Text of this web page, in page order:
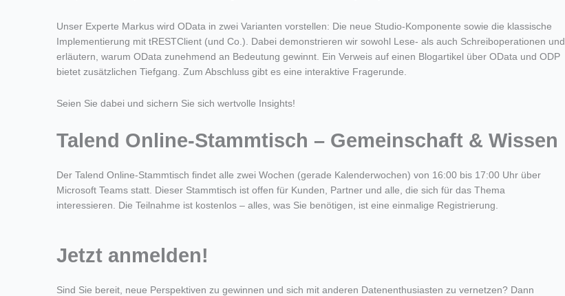
Unser Experte Markus wird OData in zwei Varianten vorstellen: Die neue Studio-Komponente sowie die klassische
Implementierung mit tRESTClient (und Co.). Dabei demonstrieren wir sowohl Lese- als auch Schreiboperationen und
erläutern, warum OData zunehmend an Bedeutung gewinnt. Ein Verweis auf einen Blogartikel über OData und ODP
bietet zusätzlichen Tiefgang. Zum Abschluss gibt es eine interaktive Fragerunde.
Seien Sie dabei und sichern Sie sich wertvolle Insights!
Talend Online-Stammtisch – Gemeinschaft & Wissen
Der Talend Online-Stammtisch findet alle zwei Wochen (gerade Kalenderwochen) von 16:00 bis 17:00 Uhr über
Microsoft Teams statt. Dieser Stammtisch ist offen für Kunden, Partner und alle, die sich für das Thema
interessieren. Die Teilnahme ist kostenlos – alles, was Sie benötigen, ist eine einmalige Registrierung.
Jetzt anmelden!
Sind Sie bereit, neue Perspektiven zu gewinnen und sich mit anderen Datenenthusiasten zu vernetzen? Dann